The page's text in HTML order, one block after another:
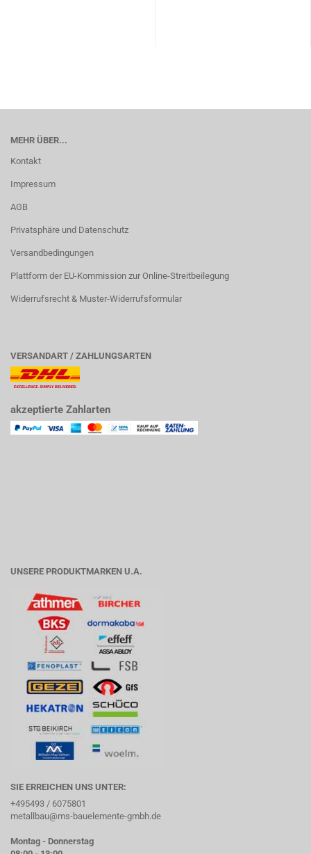
MEHR ÜBER...
Kontakt
Impressum
AGB
Privatsphäre und Datenschutz
Versandbedingungen
Plattform der EU-Kommission zur Online-Streitbeilegung
Widerrufsrecht & Muster-Widerrufsformular
VERSANDART / ZAHLUNGSARTEN
akzeptierte Zahlarten
UNSERE PRODUKTMARKEN U.A.
SIE ERREICHEN UNS UNTER:
+495493 / 6075801
metallbau@ms-bauelemente-gmbh.de
Montag - Donnerstag